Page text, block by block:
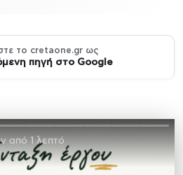
το cretaone.gr ως
πηγή στο Google
από 1 λεπτό